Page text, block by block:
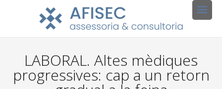
LABORAL. Altes mèdiques
progressives: cap a un retorn